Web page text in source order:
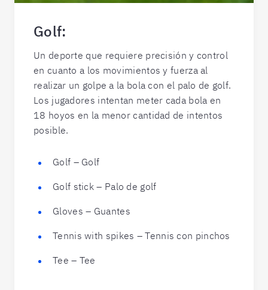
Golf:
Un deporte que requiere precisión y control
en cuanto a los movimientos y fuerza al
realizar un golpe a la bola con el palo de golf.
Los jugadores intentan meter cada bola en
18 hoyos en la menor cantidad de intentos
posible.
Golf – Golf
Golf stick – Palo de golf
Gloves – Guantes
Tennis with spikes – Tennis con pinchos
Tee – Tee